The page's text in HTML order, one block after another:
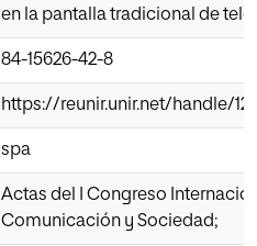
en la pantalla tradicional de
84-15626-42-8
https://reunir.unir.net/handle/
spa
Actas del I Congreso
Comunicación y Sociedad;